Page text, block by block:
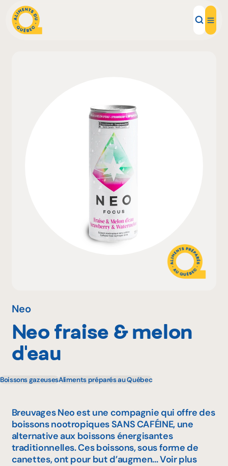
Inspirations d'ici
Restaurants
Institutions
Neo
Neo fraise & melon
d'eau
Boissons gazeusesAliments préparés au Québec
Breuvages Neo est une compagnie qui offre des
boissons nootropiques SANS CAFÉINE, une
alternative aux boissons énergisantes
traditionnelles. Ces boissons, sous forme de
canettes, ont pour but d’augmen...Voir plus